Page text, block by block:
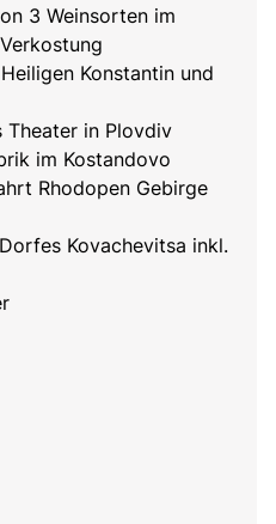
3 Weinsorten im
Konstantin und
Theater in Plovdiv
im Kostandovo
Rhodopen Gebirge
Kovachevitsa inkl.